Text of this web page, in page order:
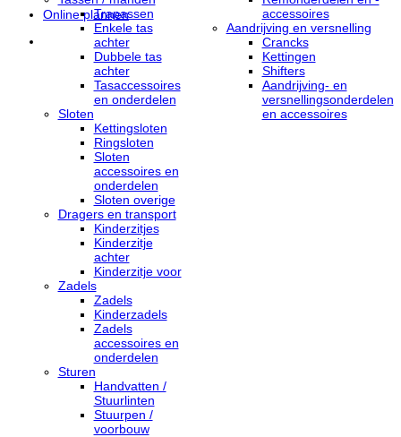
Online plannen
Trapassen
Enkele tas
achter
Dubbele tas
achter
Tasaccessoires
en onderdelen
Sloten
Kettingsloten
Ringsloten
Sloten
accessoires en
onderdelen
Sloten overige
Dragers en transport
Kinderzitjes
Kinderzitje
achter
Kinderzitje voor
Zadels
Zadels
Kinderzadels
Zadels
accessoires en
onderdelen
Sturen
Handvatten /
Stuurlinten
Stuurpen /
voorbouw
accessoires
Aandrijving en versnelling
Crancks
Kettingen
Shifters
Aandrijving- en
versnellingsonderdelen
en accessoires